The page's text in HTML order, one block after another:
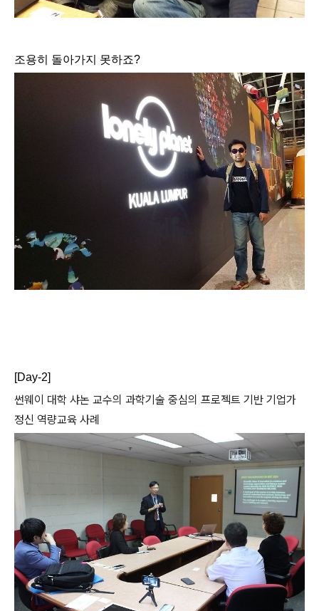
조용히 돌아가지 못하죠?
[Day-2]
썬웨이 대학 샤논 교수의 과학기술 중심의 프로젝트 기반 기업가
정신 역량교육 사례